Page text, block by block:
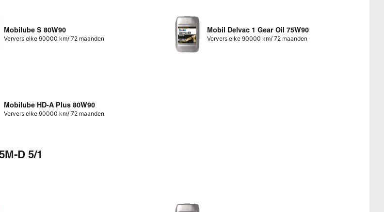
Mobilube S 80W90
Ververs elke 90000 km/ 72 maanden
Mobil Delvac 1 Gear Oil 75W90
Ververs elke 90000 km/ 72 maanden
Mobilube HD-A Plus 80W90
Ververs elke 90000 km/ 72 maanden
D 5/1